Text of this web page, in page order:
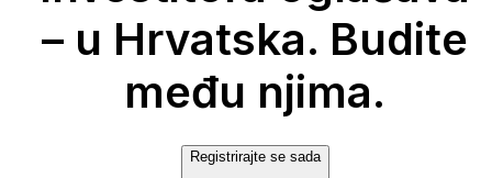
– u Hrvatska. Budite
među njima.
Registrirajte se sada